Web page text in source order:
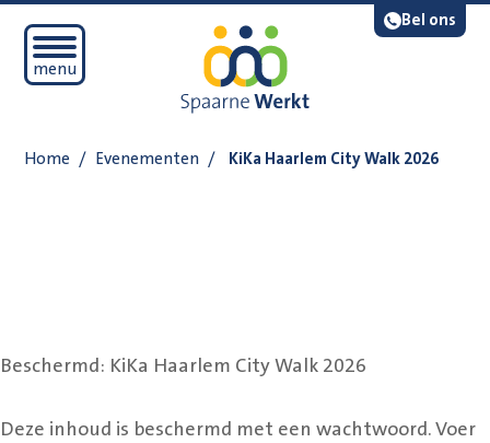
Bel ons
Open mobiel menu
menu
Lees voor
Home / Evenementen / KiKa Haarlem City Walk 2026
Beschermd: KiKa Haarlem City Walk 2026
Deze inhoud is beschermd met een wachtwoord. Voer